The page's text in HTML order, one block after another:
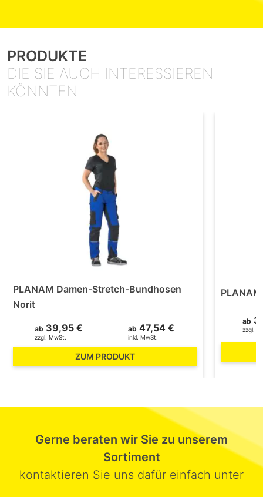
PRODUKTE
DIE SIE AUCH INTERESSIEREN
KÖNNTEN
PLANAM Damen-Stretch-Bundhosen
Norit
ZUM PRODUKT
ab 39,95 €
zzgl. MwSt.
ab 47,54 €
inkl. MwSt.
ab
zzgl.
Gerne beraten wir Sie zu unserem
Sortiment
kontaktieren Sie uns dafür einfach unter